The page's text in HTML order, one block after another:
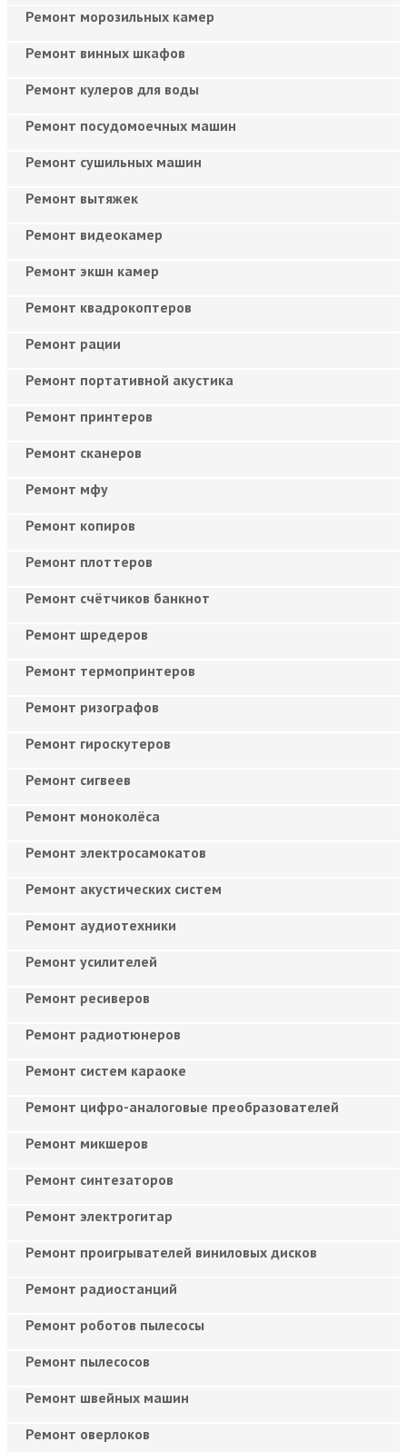
Ремонт морозильных камер
Ремонт винных шкафов
Ремонт кулеров для воды
Ремонт посудомоечных машин
Ремонт сушильных машин
Ремонт вытяжек
Ремонт видеокамер
Ремонт экшн камер
Ремонт квадрокоптеров
Ремонт рации
Ремонт портативной акустика
Ремонт принтеров
Ремонт сканеров
Ремонт мфу
Ремонт копиров
Ремонт плоттеров
Ремонт счётчиков банкнот
Ремонт шредеров
Ремонт термопринтеров
Ремонт ризографов
Ремонт гироскутеров
Ремонт сигвеев
Ремонт моноколёса
Ремонт электросамокатов
Ремонт акустических систем
Ремонт аудиотехники
Ремонт усилителей
Ремонт ресиверов
Ремонт радиотюнеров
Ремонт систем караоке
Ремонт цифро-аналоговые преобразователей
Ремонт микшеров
Ремонт синтезаторов
Ремонт электрогитар
Ремонт проигрывателей виниловых дисков
Ремонт радиостанций
Ремонт роботов пылесосы
Ремонт пылесосов
Ремонт швейных машин
Ремонт оверлоков